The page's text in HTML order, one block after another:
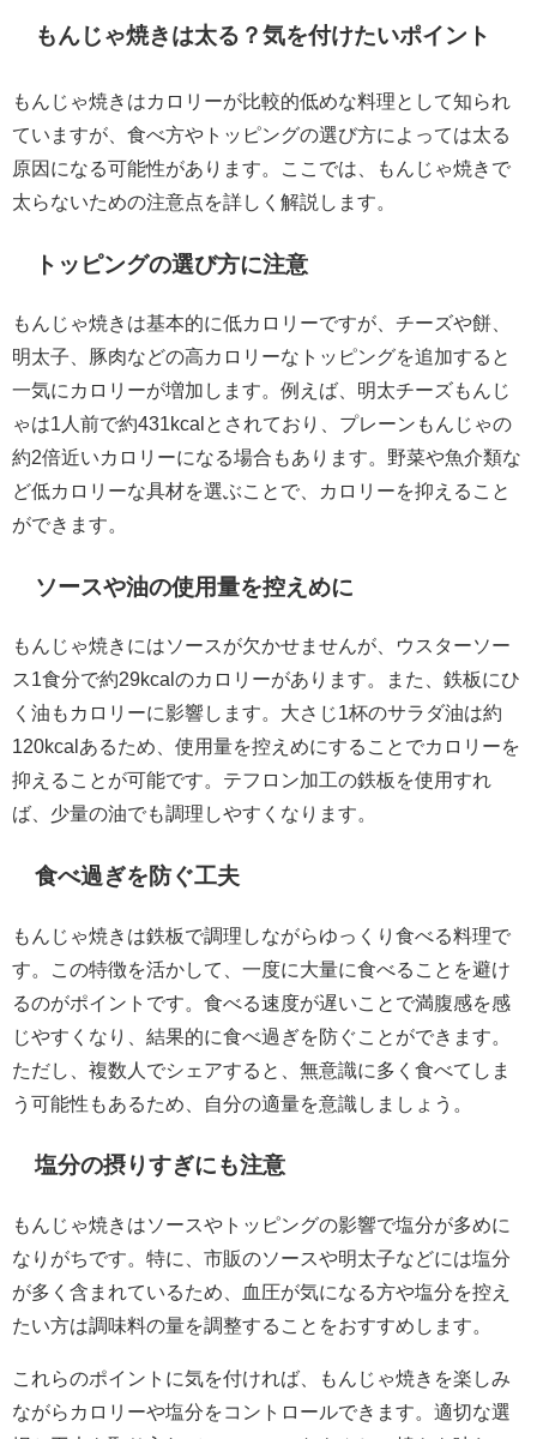
もんじゃ焼きは太る？気を付けたいポイント
もんじゃ焼きはカロリーが比較的低めな料理として知られ
ていますが、食べ方やトッピングの選び方によっては太る
原因になる可能性があります。ここでは、もんじゃ焼きで
太らないための注意点を詳しく解説します。
トッピングの選び方に注意
もんじゃ焼きは基本的に低カロリーですが、チーズや餅、
明太子、豚肉などの高カロリーなトッピングを追加すると
一気にカロリーが増加します。例えば、明太チーズもんじ
ゃは1人前で約431kcalとされており、プレーンもんじゃの
約2倍近いカロリーになる場合もあります。野菜や魚介類な
ど低カロリーな具材を選ぶことで、カロリーを抑えること
ができます。
ソースや油の使用量を控えめに
もんじゃ焼きにはソースが欠かせませんが、ウスターソー
ス1食分で約29kcalのカロリーがあります。また、鉄板にひ
く油もカロリーに影響します。大さじ1杯のサラダ油は約
120kcalあるため、使用量を控えめにすることでカロリーを
抑えることが可能です。テフロン加工の鉄板を使用すれ
ば、少量の油でも調理しやすくなります。
食べ過ぎを防ぐ工夫
もんじゃ焼きは鉄板で調理しながらゆっくり食べる料理で
す。この特徴を活かして、一度に大量に食べることを避け
るのがポイントです。食べる速度が遅いことで満腹感を感
じやすくなり、結果的に食べ過ぎを防ぐことができます。
ただし、複数人でシェアすると、無意識に多く食べてしま
う可能性もあるため、自分の適量を意識しましょう。
塩分の摂りすぎにも注意
もんじゃ焼きはソースやトッピングの影響で塩分が多めに
なりがちです。特に、市販のソースや明太子などには塩分
が多く含まれているため、血圧が気になる方や塩分を控え
たい方は調味料の量を調整することをおすすめします。
これらのポイントに気を付ければ、もんじゃ焼きを楽しみ
ながらカロリーや塩分をコントロールできます。適切な選